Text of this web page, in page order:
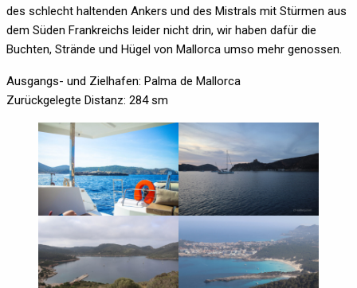
des schlecht haltenden Ankers und des Mistrals mit Stürmen aus
dem Süden Frankreichs leider nicht drin, wir haben dafür die
Buchten, Strände und Hügel von Mallorca umso mehr genossen.
Ausgangs- und Zielhafen: Palma de Mallorca
Zurückgelegte Distanz: 284 sm